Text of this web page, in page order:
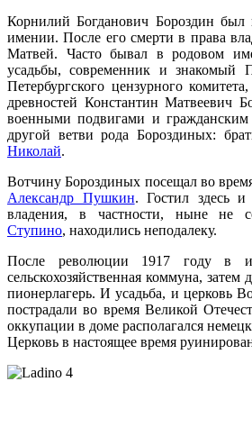
Корнилий Богданович Бороздин
имении. После его смерти в права
Матвей. Часто бывал в родовом
усадьбы, современник и знакомый
Петербургского цензурного
древностей Константин Матвеевич
военными подвигами и гражданским
другой ветви рода Бороздиных:
Николай.
Вотчину Бороздиных посещал во
Александр Пушкин. Гостил здесь и
владения, в частности, ныне не
Ступино, находились неподалеку.
После революции 1917 году в
сельскохозяйственная коммуна, затем
пионерлагерь. И усадьба, и церковь
пострадали во время Великой
оккупации в доме располагался
Церковь в настоящее время